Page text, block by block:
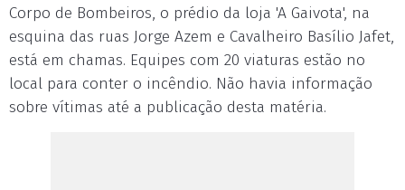
Corpo de Bombeiros, o prédio da loja 'A Gaivota', na
esquina das ruas Jorge Azem e Cavalheiro Basílio Jafet,
está em chamas. Equipes com 20 viaturas estão no
local para conter o incêndio. Não havia informação
sobre vítimas até a publicação desta matéria.